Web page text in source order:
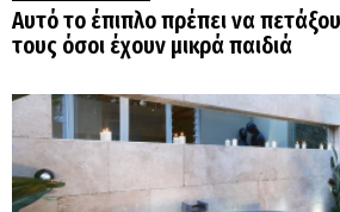
Αυτό το έπιπλο πρέπει να
τους όσοι έχουν μικρά παιδιά